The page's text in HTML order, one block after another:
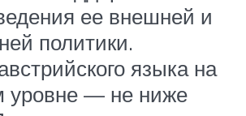
ее внешней и
политики.
языка на
уровне — не ниже